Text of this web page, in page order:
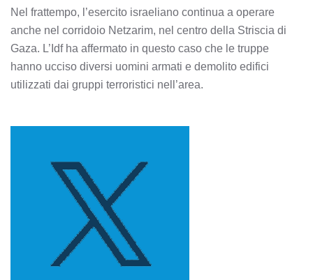
Nel frattempo, l’esercito israeliano continua a operare
anche nel corridoio Netzarim, nel centro della Striscia di
Gaza. L’Idf ha affermato in questo caso che le truppe
hanno ucciso diversi uomini armati e demolito edifici
utilizzati dai gruppi terroristici nell’area.